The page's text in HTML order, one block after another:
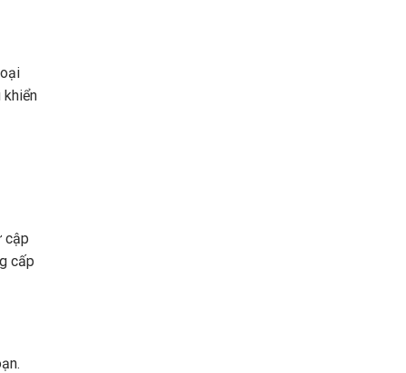
cập
cấp